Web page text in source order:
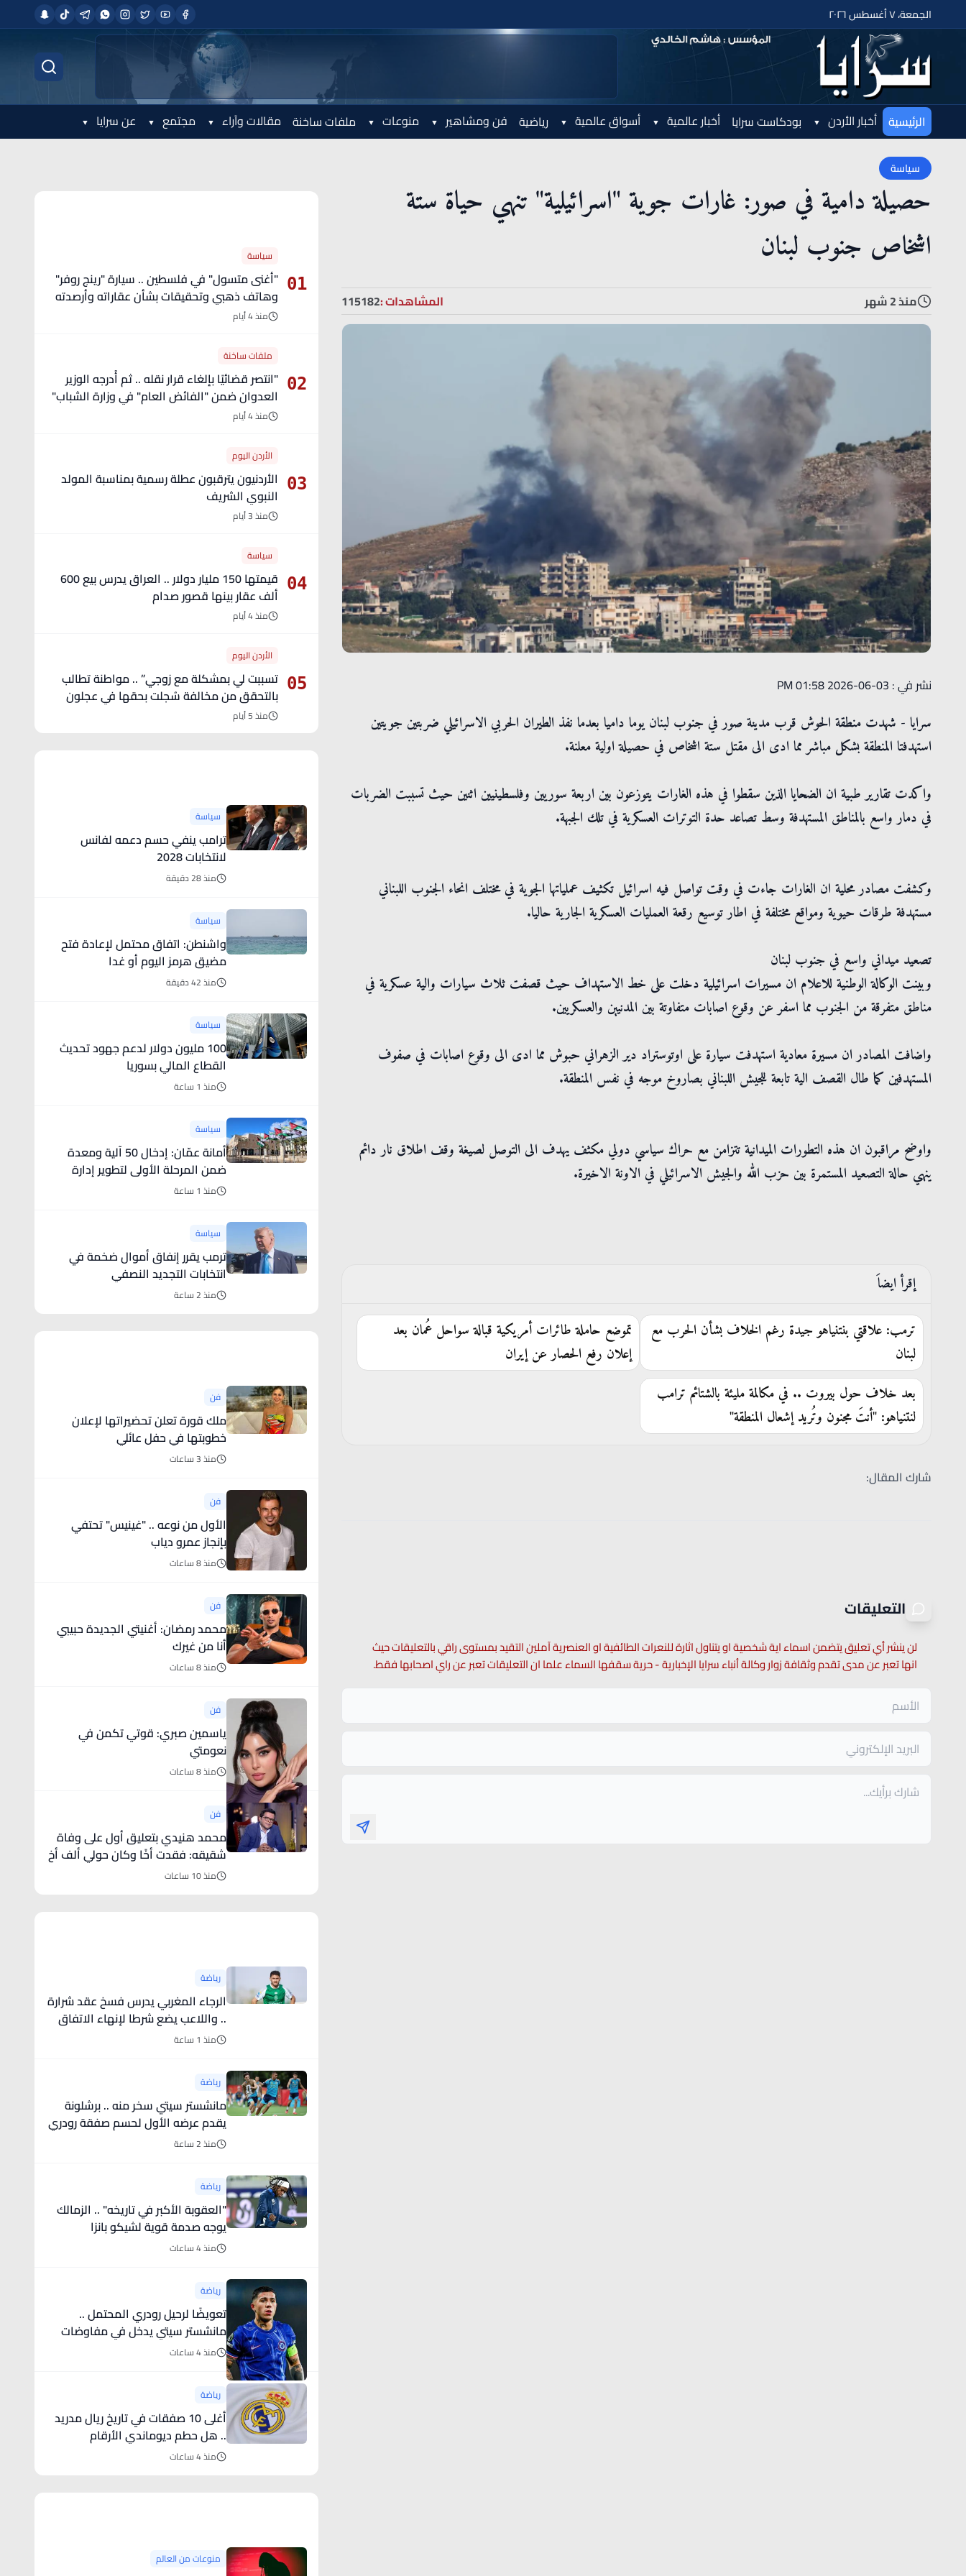
الجمعة، ٧ أغسطس ٢٠٢٦
الرئيسية أخبار الأردن بودكاست سرايا أخبار عالمية أسواق عالمية رياضية فن ومشاهير منوعات ملفات ساخنة مقالات وآراء مجتمع عن سرايا
سياسة
حصيلة دامية في صور: غارات جوية "اسرائيلية" تنهي حياة ستة
اشخاص جنوب لبنان
منذ 2 شهر المشاهدات :115182
نشر في : 03-06-2026 01:58 PM
سرايا - شهدت منطقة الحوش قرب مدينة صور في جنوب لبنان يوما داميا بعدما نفذ الطيران الحربي الاسرائيلي ضربتين جويتين
استهدفتا المنطقة بشكل مباشر مما ادى الى مقتل ستة اشخاص في حصيلة اولية معلنة.
واكدت تقارير طبية ان الضحايا الذين سقطوا في هذه الغارات يتوزعون بين اربعة سوريين وفلسطينيين اثنين حيث تسببت الضربات
في دمار واسع بالمناطق المستهدفة وسط تصاعد حدة التوترات العسكرية في تلك الجبهة.
وكشفت مصادر محلية ان الغارات جاءت في وقت تواصل فيه اسرائيل تكثيف عملياتها الجوية في مختلف انحاء الجنوب اللبناني
مستهدفة طرقات حيوية ومواقع مختلفة في اطار توسيع رقعة العمليات العسكرية الجارية حاليا.
تصعيد ميداني واسع في جنوب لبنان
وبينت الوكالة الوطنية للاعلام ان مسيرات اسرائيلية دخلت على خط الاستهداف حيث قصفت ثلاث سيارات والية عسكرية في
مناطق متفرقة من الجنوب مما اسفر عن وقوع اصابات متفاوتة بين المدنيين والعسكريين.
واضافت المصادر ان مسيرة معادية استهدفت سيارة على اوتوستراد دير الزهراني حبوش مما ادى الى وقوع اصابات في صفوف
المستهدفين كما طال القصف الية تابعة للجيش اللبناني بصاروخ موجه في نفس المنطقة.
واوضح مراقبون ان هذه التطورات الميدانية تتزامن مع حراك سياسي دولي مكثف يهدف الى التوصل لصيغة وقف اطلاق نار دائم
ينهي حالة التصعيد المستمرة بين حزب الله والجيش الاسرائيلي في الاونة الاخيرة.
إقرأ ايضاَ
ترمب: علاقتي بنتنياهو جيدة رغم الخلاف بشأن الحرب مع
لبنان
تموضع حاملة طائرات أمريكية قبالة سواحل عُمان بعد
إعلان رفع الحصار عن إيران
بعد خلاف حول بيروت .. في مكالمة مليئة بالشتائم ترامب
لنتنياهو: "أنتَ مجنون وتُريد إشعال المنطقة"
شارك المقال:
التعليقات
لن ينشر أي تعليق يتضمن اسماء اية شخصية او يتناول اثارة للنعرات الطائفية او العنصرية آملين التقيد بمستوى راقي بالتعليقات حيث
انها تعبر عن مدى تقدم وثقافة زوار وكالة أنباء سرايا الإخبارية - حرية سقفها السماء علما ان التعليقات تعبر عن راي اصحابها فقط.
01
سياسة
"أغنى متسول" في فلسطين .. سيارة "رينج روفر"
وهاتف ذهبي وتحقيقات بشأن عقاراته وأرصدته
منذ 4 أيام
02
ملفات ساخنة
"انتصر قضائيًا بإلغاء قرار نقله .. ثم أُدرجه الوزير
العدوان ضمن "الفائض العام" في وزارة الشباب"
- تفاصيل
منذ 4 أيام
03
الأردن اليوم
الأردنيون يترقبون عطلة رسمية بمناسبة المولد
النبوي الشريف
منذ 3 أيام
04
سياسة
قيمتها 150 مليار دولار .. العراق يدرس بيع 600
ألف عقار بينها قصور صدام
منذ 4 أيام
05
الأردن اليوم
تسببت لي بمشكلة مع زوجي” .. مواطنة تطالب
بالتحقق من مخالفة سُجلت بحقها في عجلون
منذ 5 أيام
سياسة
ترامب ينفي حسم دعمه لفانس
لانتخابات 2028
منذ 28 دقيقة
سياسة
واشنطن: اتفاق محتمل لإعادة فتح
مضيق هرمز اليوم أو غدا
منذ 42 دقيقة
سياسة
100 مليون دولار لدعم جهود تحديث
القطاع المالي بسوريا
منذ 1 ساعة
سياسة
أمانة عمّان: إدخال 50 آلية ومعدة
ضمن المرحلة الأولى لتطوير إدارة
النفايات الصلبة في عمّان
منذ 1 ساعة
سياسة
ترمب يقرر إنفاق أموال ضخمة في
انتخابات التجديد النصفي
منذ 2 ساعة
فن
ملك قورة تعلن تحضيراتها لإعلان
خطوبتها في حفل عائلي
منذ 3 ساعات
فن
الأول من نوعه .. "غينيس" تحتفي
بإنجاز عمرو دياب
منذ 8 ساعات
فن
محمد رمضان: أغنيتي الجديدة حبيبي
أنا من غيرك
منذ 8 ساعات
فن
ياسمين صبري: قوتي تكمن في
نعومتي
منذ 8 ساعات
فن
محمد هنيدي بتعليق أول على وفاة
شقيقه: فقدت أخًا وكان حولي ألف أخ
منذ 10 ساعات
رياضة
الرجاء المغربي يدرس فسخ عقد شرارة
.. واللاعب يضع شرطا لإنهاء الاتفاق
منذ 1 ساعة
رياضة
مانشستر سيتي سخر منه .. برشلونة
يقدم عرضه الأول لحسم صفقة رودري
منذ 2 ساعة
رياضة
"العقوبة الأكبر في تاريخه" .. الزمالك
يوجه صدمة قوية لشيكو بانزا
منذ 4 ساعات
رياضة
تعويضًا لرحيل رودري المحتمل ..
مانشستر سيتي يدخل في مفاوضات
قوية مع نجم تشيلسي
منذ 4 ساعات
رياضة
أغلى 10 صفقات في تاريخ ريال مدريد
.. هل حطم ديوماندي الأرقام
القياسية؟
منذ 4 ساعات
منوعات من العالم